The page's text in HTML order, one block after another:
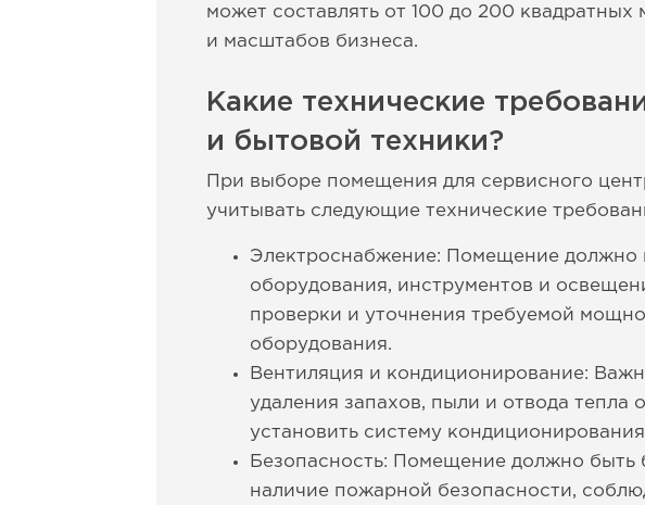
может составлять от 100 до 200
и масштабов бизнеса.
Какие технические
и бытовой техники?
При выборе помещения для сервисного
учитывать следующие технические
Электроснабжение: Помещение должно
оборудования, инструментов и
проверки и уточнения требуемой
оборудования.
Вентиляция и кондиционирование:
удаления запахов, пыли и отвода
установить систему
Безопасность: Помещение должно быть
наличие пожарной безопасности,